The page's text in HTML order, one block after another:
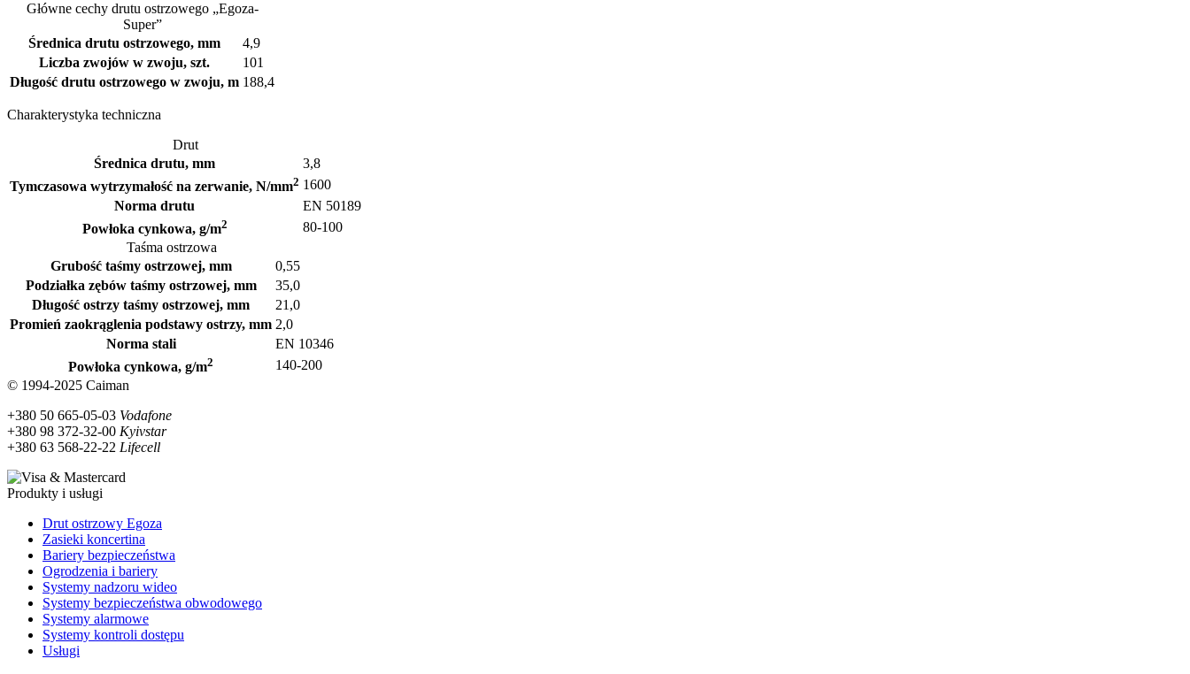
Główne cechy drutu ostrzowego „Egoza-
Super”
Średnica drutu ostrzowego, mm
4,9
Liczba zwojów w zwoju, szt.
101
Długość drutu ostrzowego w zwoju, m 188,4
Charakterystyka techniczna
Drut
Średnica drutu, mm
3,8
Tymczasowa wytrzymałość na zerwanie, N/mm2 1600
Norma drutu
EN 50189
Powłoka cynkowa, g/m2
80-100
Taśma ostrzowa
Grubość taśmy ostrzowej, mm
0,55
Podziałka zębów taśmy ostrzowej, mm
35,0
Długość ostrzy taśmy ostrzowej, mm
21,0
Promień zaokrąglenia podstawy ostrzy, mm 2,0
Norma stali
EN 10346
Powłoka cynkowa, g/m2
140-200
© 1994-2025 Caiman
+380 50 665-05-03 Vodafone
+380 98 372-32-00 Kyivstar
+380 63 568-22-22 Lifecell
Produkty i usługi
Drut ostrzowy Egoza
Zasieki koncertina
Bariery bezpieczeństwa
Ogrodzenia i bariery
Systemy nadzoru wideo
Systemy bezpieczeństwa obwodowego
Systemy alarmowe
Systemy kontroli dostępu
Usługi